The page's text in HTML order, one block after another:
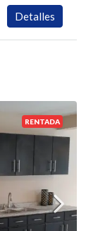
Detalles
RENTADA